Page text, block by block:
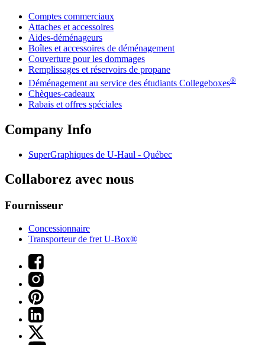
Comptes commerciaux
Attaches et accessoires
Aides-déménageurs
Boîtes et accessoires de déménagement
Couverture pour les dommages
Remplissages et réservoirs de propane
Déménagement au service des étudiants Collegeboxes®
Chèques-cadeaux
Rabais et offres spéciales
Company Info
SuperGraphiques de U-Haul - Québec
Collaborez avec nous
Fournisseur
Concessionnaire
Transporteur de fret U-Box®